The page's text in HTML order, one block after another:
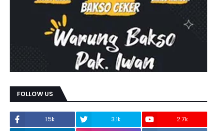
FOLLOW US
1.5k 3.1k
2.7k